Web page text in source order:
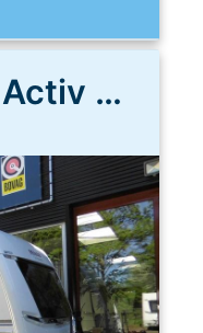
Fendt Bianco Activ 465 SGE